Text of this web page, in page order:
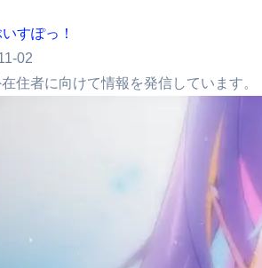
すぽっ！
02
住者に向けて情報を発信しています。